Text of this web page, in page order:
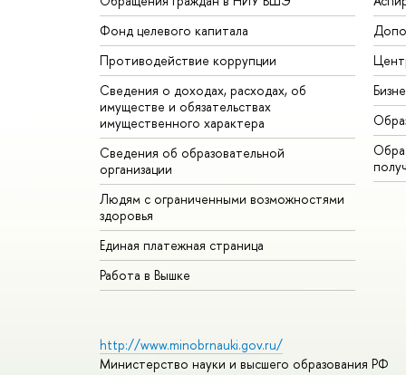
Фонд целевого капитала
Противодействие коррупции
Сведения о доходах, расходах, об
имуществе и обязательствах
имущественного характера
Сведения об образовательной
организации
Людям с ограниченными возможностями
здоровья
Единая платежная страница
Работа в Вышке
http://www.minobrnauki.gov.ru/
Министерство науки и высшего образования РФ